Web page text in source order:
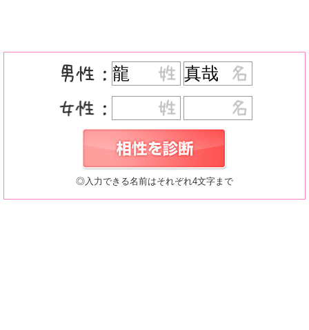
◎入力できる名前はそれぞれ4文字まで